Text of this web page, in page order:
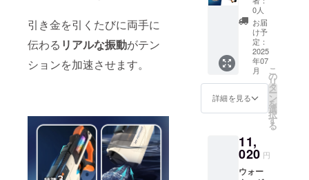
引き金を引くたびに両手に
伝わる リアルな振動がテン
ションを加速させます。
す。ご
了承く
ださ
い。 ※
ご注文
状況、
使用部
給状
況、製
合等に
より出
荷時期
産効率
が向上
した場
合、正
規販売
価格が
販売予
より下
がる可
ます。
※デザイ
ン・仕
様は変
0.8kg（
水無し
の場
合） ●
水鉄砲
中の容
量：
360ml ※
価格は
※皆様の
ご支援
より量
離：最
大8～
10m ●
バッテ
リー：
7.4V リ
チウム
電池
フル充
リーの
持続時
間：連
続使用
【超早
割
28％OF
F】 一
般販売
価格：
14,500
円
⇒10,44
0円
（4,060
OFF！
） 【商
品詳
細】 ●
0人
お届
け予
定：
2025
年07
月
詳細を見る
こ
の
リ
タ
ー
ン
を
選
択
す
る
11,
020 円
ウォー